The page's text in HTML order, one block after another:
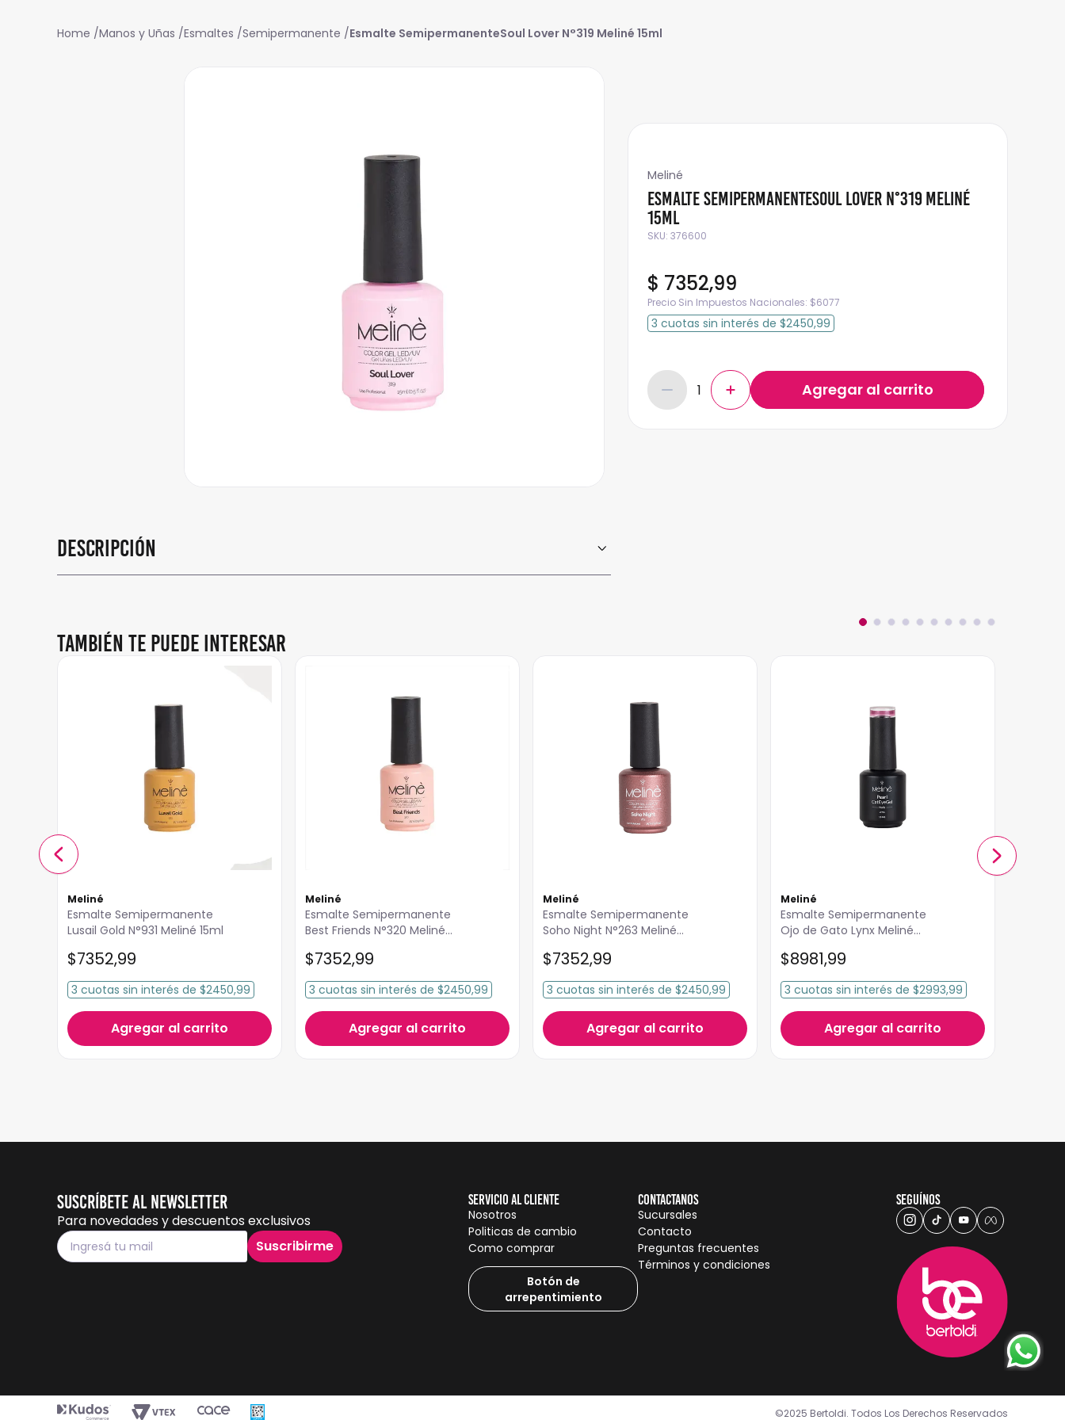
Manos y Uñas Esmaltes Semipermanente Esmalte SemipermanenteSoul Lover N°319 Meliné 15ml
Descripción
Meliné
Esmalte SemipermanenteSoul Lover N°319 Meliné
15ml
SKU: 376600
$ 7352,99
Precio Sin Impuestos Nacionales: $6077
3 cuotas sin interés de $2450,99
También te puede interesar
Meliné
Esmalte Semipermanente
Lusail Gold N°931 Meliné 15ml
$7352,99
3 cuotas sin interés de $2450,99
Agregar al carrito
Meliné
Esmalte Semipermanente
Best Friends N°320 Meliné
$7352,99
3 cuotas sin interés de $2450,99
Agregar al carrito
Meliné
Esmalte Semipermanente
Soho Night N°263 Meliné
$7352,99
3 cuotas sin interés de $2450,99
Agregar al carrito
Meliné
Esmalte Semipermanente
Ojo de Gato Lynx Meliné
$8981,99
3 cuotas sin interés de $2993,99
Agregar al carrito
Suscríbete al Newsletter
Para novedades y descuentos exclusivos
Suscribirme
Servicio al cliente
Nosotros
Politicas de cambio
Como comprar
Botón de
arrepentimiento
Contactanos
Sucursales
Contacto
Preguntas frecuentes
Términos y condiciones
Seguínos
©2025 Bertoldi. Todos Los Derechos Reservados